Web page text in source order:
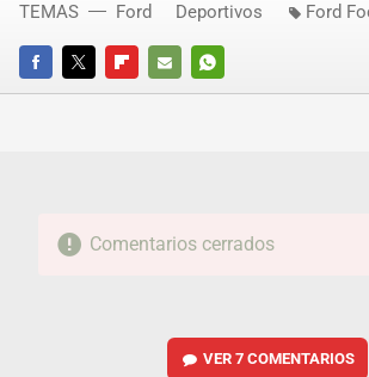
FACEBOOKTWITTERFLIPBOARD
E-
WHATSAPP
TEMAS Ford Deportivos Ford
Comentarios cerrados
VER7 COMENTARIOS